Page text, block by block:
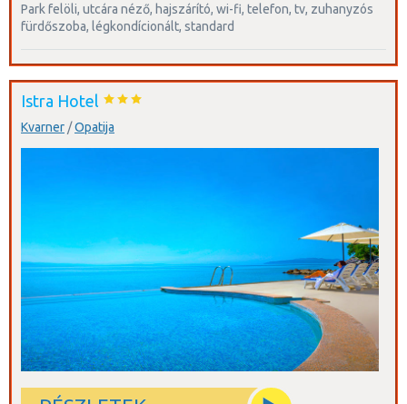
park felöli, utcára néző, hajszárító, wi-fi, telefon, tv, zuhanyzós
fürdőszoba, légkondícionált, standard
Istra Hotel
Kvarner /Opatija